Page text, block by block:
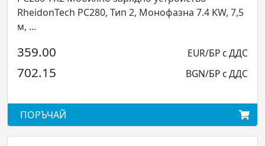
RheidonTech PC280, Тип 2, Монофазна 7.4 KW, 7,5
м, ...
359.00 EUR/БР с ДДС
702.15 BGN/БР с ДДС
ПОРЪЧАЙ